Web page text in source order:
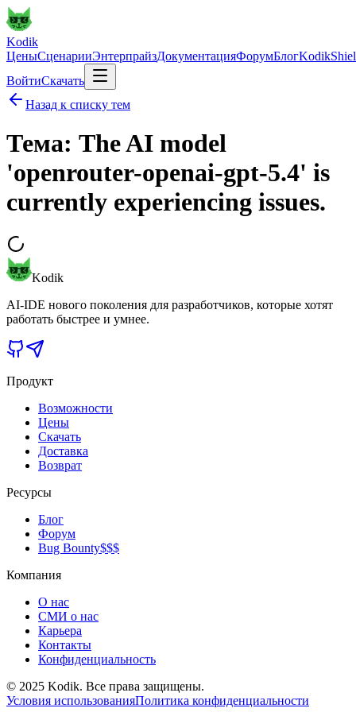
Kodik
ЦеныСценарииЭнтерпрайзДокументацияФорумБлог
ВойтиСкачать
Назад к списку тем
Тема: The AI model
'openrouter-openai-gpt-5.4' is
currently experiencing issues.
Kodik
AI-IDE нового поколения для разработчиков, которые хотят
работать быстрее и умнее.
Продукт
Возможности
Цены
Скачать
Доставка
Возврат
Ресурсы
Блог
Форум
Bug Bounty$$$
Компания
О нас
СМИ о нас
Карьера
Контакты
Конфиденциальность
© 2025 Kodik. Все права защищены.
Условия использованияПолитика конфиденциальности